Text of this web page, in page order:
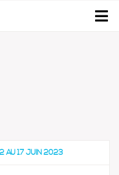
AU 17 JUIN 2023